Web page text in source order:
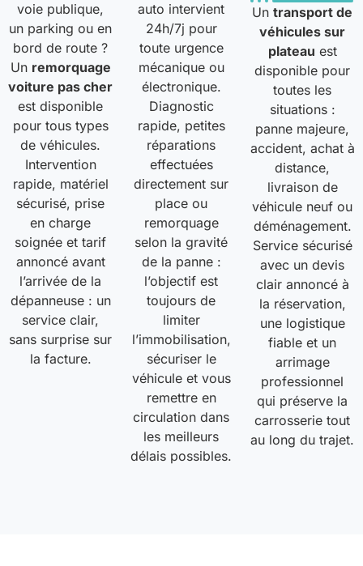
voie publique,
un parking ou en
bord de route ?
Un remorquage
voiture pas cher
est disponible
pour tous types
de véhicules.
Intervention
rapide, matériel
sécurisé, prise
en charge
soignée et tarif
annoncé avant
l’arrivée de la
dépanneuse : un
service clair,
sans surprise sur
la facture.
auto intervient
24h/7j pour
toute urgence
mécanique ou
électronique.
Diagnostic
rapide, petites
réparations
effectuées
directement sur
place ou
remorquage
selon la gravité
de la panne :
l’objectif est
toujours de
limiter
l’immobilisation,
sécuriser le
véhicule et vous
remettre en
circulation dans
les meilleurs
délais possibles.
Untransport de
véhicules sur
plateau est
disponible pour
toutes les
situations :
panne majeure,
accident, achat à
distance,
livraison de
véhicule neuf ou
déménagement.
Service sécurisé
avec un devis
clair annoncé à
la réservation,
une logistique
fiable et un
arrimage
professionnel
qui préserve la
carrosserie tout
au long du trajet.